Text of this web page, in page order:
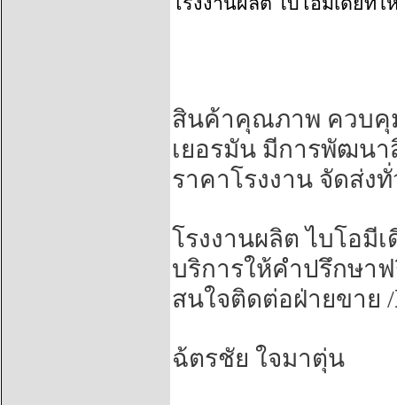
สินค้าคุณภาพ ควบคุ
เยอรมัน มีการพัฒน
ราคาโรงงาน จัดส่ง
โรงงานผลิต ไบโอมี
บริการให้คำปรึกษา
สนใจติดต่อฝ่ายขาย /
ฉ้ตรชัย ใจมาตุ่น